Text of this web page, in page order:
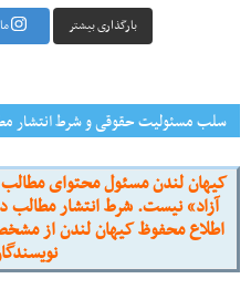
بارگذاری بیشتر
سلب مسئولیت حقوقی و شرط انتشار
کیهان لندن مسئول محتوای
آزاد» نیست. شرط انتشار مطالب
اطلاع محفوظ کیهان لندن از